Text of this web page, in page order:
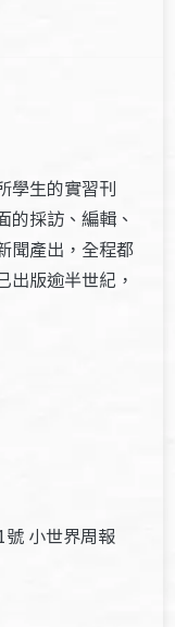
學生的實習刊
的採訪、編輯、
聞產出，全程都
出版逾半世紀，
小世界周報